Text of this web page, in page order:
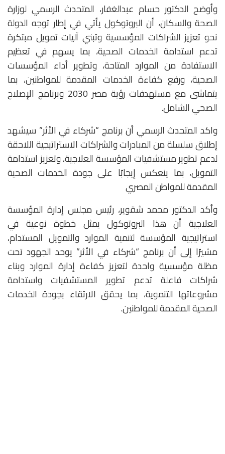
وأوضح الدكتور حسام عبدالغفار، المتحدث الرسمي لوزارة
الصحة والسكان، أن البروتوكول يأتي في إطار توجه الدولة
نحو تعزيز الشراكات المؤسسية وتبني آليات تمويل مبتكرة
تدعم استدامة الخدمات الصحية، بما يسهم في تعظيم
الاستفادة من الموارد المتاحة، وتطوير أداء المؤسسات
الصحية، ورفع كفاءة الخدمات المقدمة للمواطنين، بما
يتماشى مع مستهدفات رؤية مصر 2030 وبرنامج الإصلاح
الصحي الشامل.
واكد المتحدث الرسمي أن برنامج “شركاء في الأثر” سيشهد
إطلاق سلسلة من المبادرات والشراكات الاستراتيجية اللاحقة
لدعم تطوير مستشفيات المؤسسة العلاجية، وتعزيز استدامة
التمويل، بما ينعكس إيجابًا على جودة الخدمات الصحية
المقدمة للمواطن المصري
وأكد الدكتور محمد شقوير، رئيس مجلس إدارة المؤسسة
العلاجية أن هذا البروتوكول يمثل خطوة نوعية في
استراتيجية المؤسسة لتنمية الموارد والتمويل المستدام،
مشيرًا إلى أن برنامج “شركاء في الأثر” يوحد الجهود تحت
مظلة مؤسسية واحدة لتعزيز كفاءة إدارة الموارد وبناء
شراكات فاعلة تدعم تطوير المستشفيات واستدامة
مشروعاتها التنموية، بما يحقق الارتقاء بجودة الخدمات
الصحية المقدمة للمواطنين.